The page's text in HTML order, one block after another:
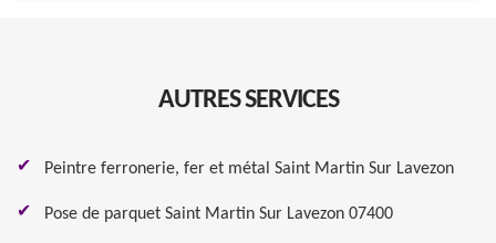
AUTRES SERVICES
Peintre ferronerie, fer et métal Saint Martin Sur Lavezon
Pose de parquet Saint Martin Sur Lavezon 07400